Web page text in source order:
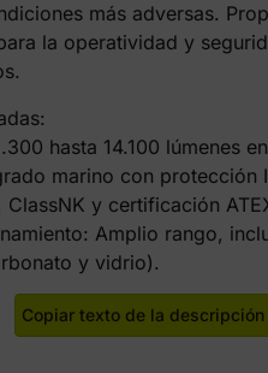
más adversas.
la operatividad y
hasta 14.100 lúmenes
marino con protección
y certificación
Amplio rango,
y vidrio).
Copiar texto de la descripción